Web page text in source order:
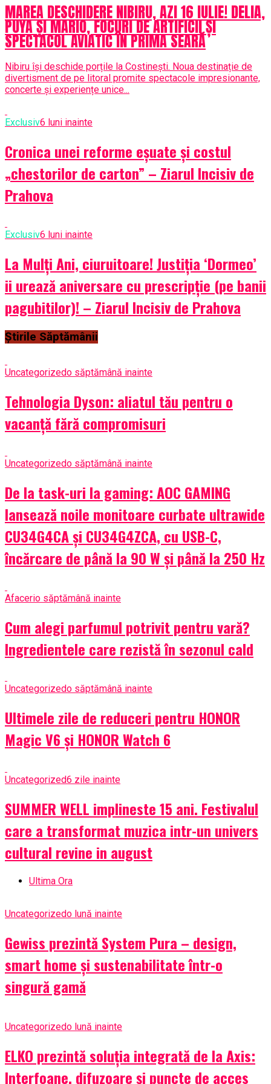
MAREA DESCHIDERE NIBIRU, AZI 16 IULIE! DELIA,
PUYA ȘI MARIO, FOCURI DE ARTIFICII ȘI
SPECTACOL AVIATIC ÎN PRIMA SEARĂ
Nibiru își deschide porțile la Costinești. Noua destinație de
divertisment de pe litoral promite spectacole impresionante,
concerte și experiențe unice...
Exclusiv6 luni inainte
Cronica unei reforme eșuate și costul
„chestorilor de carton” – Ziarul Incisiv de
Prahova
Exclusiv6 luni inainte
La Mulți Ani, ciuruitoare! Justiția ‘Dormeo’
ii urează aniversare cu prescripție (pe banii
pagubitilor)! – Ziarul Incisiv de Prahova
Știrile Săptămânii
Uncategorizedo săptămână inainte
Tehnologia Dyson: aliatul tău pentru o
vacanță fără compromisuri
Uncategorizedo săptămână inainte
De la task-uri la gaming: AOC GAMING
lansează noile monitoare curbate ultrawide
CU34G4CA și CU34G4ZCA, cu USB-C,
încărcare de până la 90 W și până la 250 Hz
Afacerio săptămână inainte
Cum alegi parfumul potrivit pentru vară?
Ingredientele care rezistă în sezonul cald
Uncategorizedo săptămână inainte
Ultimele zile de reduceri pentru HONOR
Magic V6 și HONOR Watch 6
Uncategorized6 zile inainte
SUMMER WELL implineste 15 ani. Festivalul
care a transformat muzica intr-un univers
cultural revine in august
Ultima Ora
Uncategorizedo lună inainte
Gewiss prezintă System Pura – design,
smart home și sustenabilitate într-o
singură gamă
Uncategorizedo lună inainte
ELKO prezintă soluția integrată de la Axis:
Interfoane, difuzoare și puncte de acces